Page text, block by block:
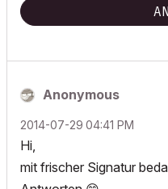
Anonymous
‎2014-07-29 04:41 PM
Hi,
mit frischer Signatur